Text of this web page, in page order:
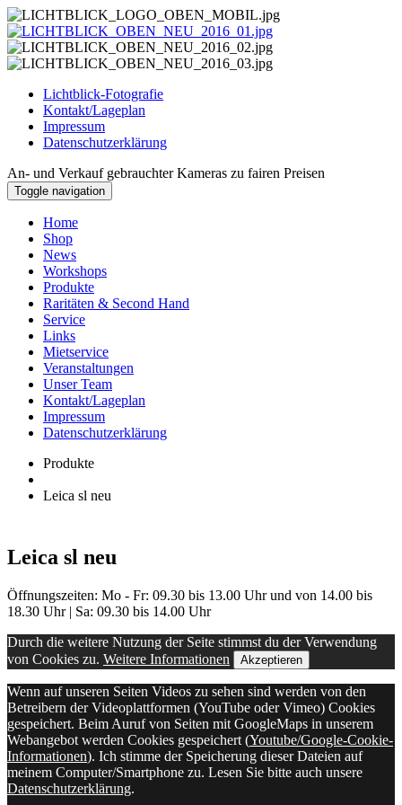
Skip
to
content
Lichtblick-Fotografie
Kontakt/Lageplan
Impressum
Datenschutzerklärung
An- und Verkauf gebrauchter Kameras zu fairen Preisen
Toggle navigation
Home
Shop
News
Workshops
Produkte
Raritäten & Second Hand
Service
Links
Mietservice
Veranstaltungen
Unser Team
Kontakt/Lageplan
Impressum
Datenschutzerklärung
Produkte
Leica sl neu
Leica sl neu
Öffnungszeiten: Mo - Fr: 09.30 bis 13.00 Uhr und von 14.00 bis
18.30 Uhr | Sa: 09.30 bis 14.00 Uhr
Durch die weitere Nutzung der Seite stimmst du der Verwendung
von Cookies zu. Weitere Informationen Akzeptieren
Wenn auf unseren Seiten Videos zu sehen sind werden von den
Betreibern der Videoplattformen (YouTube oder Vimeo) Cookies
gespeichert. Beim Auruf von Seiten mit GoogleMaps in unserem
Webangebot werden Cookies gespeichert (Youtube/Google-Cookie-
Informationen). Ich stimme der Speicherung dieser Dateien auf
meinem Computer/Smartphone zu. Lesen Sie bitte auch unsere
Datenschutzerklärung.